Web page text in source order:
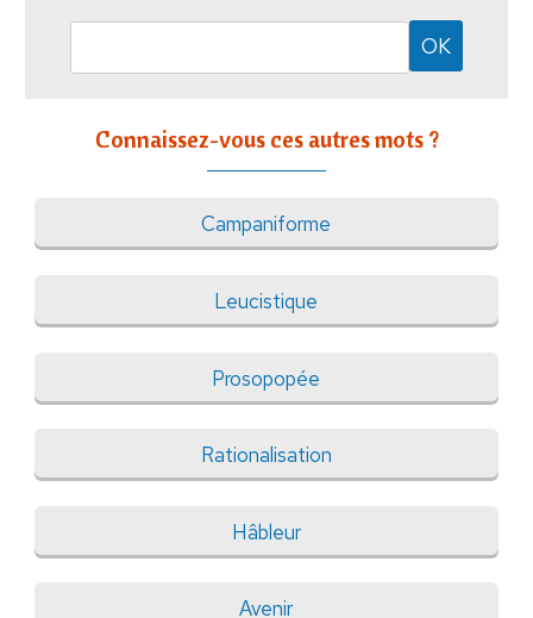
Connaissez-vous ces autres mots ?
Campaniforme
Leucistique
Prosopopée
Rationalisation
Hâbleur
Avenir